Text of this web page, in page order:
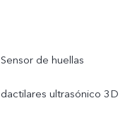
Sensor de huellas
dactilares ultrasónico 3D